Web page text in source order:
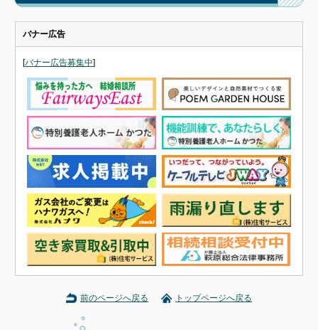
バナー広告
[バナー広告募集中]
前のページへ戻る トップページへ戻る